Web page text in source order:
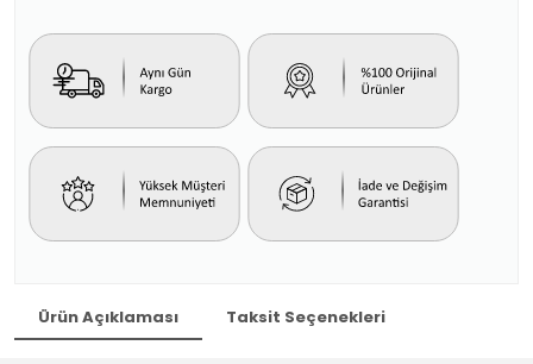
Ürün Açıklaması Taksit Seçenekleri